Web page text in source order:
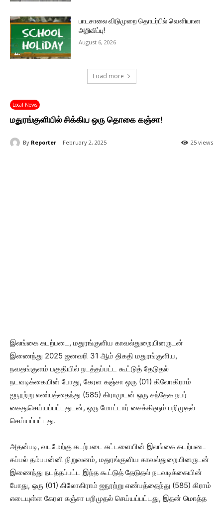
பாடசாலை விடுமுறை தொடர்பில் வௌியான
அறிவிப்பு!
August 6, 2026
Load more
Local News
மதுரங்குளியில் சிக்கிய ஒரு தொகை கஞ்சா!
25 views
By Reporter February 2, 2025
இலங்கை கடற்படை, மதுரங்குளிய காவல்துறையினருடன்
இணைந்து 2025 ஜனவரி 31 ஆம் திகதி மதுரங்குளிய,
நவதங்குளம் பகுதியில் நடத்தப்பட்ட கூட்டுத் தேடுதல்
நடவடிக்கையின் போது, கேரள கஞ்சா ஒரு (01) கிலோகிராம்
ஐநூற்று எண்பத்தைந்து (585) கிராமுடன் ஒரு சந்தேக நபர்
கைதுசெய்யப்பட்டதுடன், ஒரு மோட்டார் சைக்கிளும் பறிமுதல்
செய்யப்பட்டது.
அதன்படி, வடமேற்கு கடற்படை கட்டளையின் இலங்கை கடற்படை
கப்பல் தம்பபன்னி நிறுவனம், மதுரங்குளிய காவல்துறையினருடன்
இணைந்து நடத்தப்பட்ட இந்த கூட்டுத் தேடுதல் நடவடிக்கையின்
போது, ஒரு (01) கிலோகிராம் ஐநூற்று எண்பத்தைந்து (585) கிராம்
எடையுள்ள கேரள கஞ்சா பறிமுதல் செய்யப்பட்டது, இதன் மொத்த